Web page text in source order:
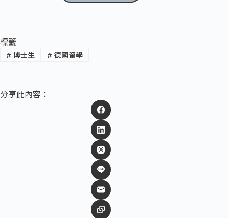
標籤
# 博士生 # 德國留學
分享此內容：